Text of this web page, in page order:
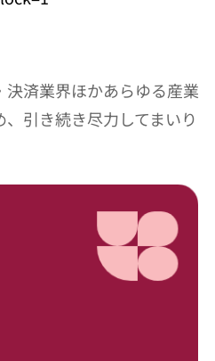
済業界ほかあらゆる産業
引き続き尽力してまいり